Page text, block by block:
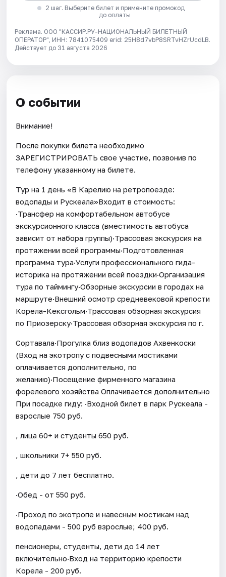
2 шаг. Выберите билет и примените промокод
до оплаты
Реклама. ООО "КАССИР.РУ-НАЦИОНАЛЬНЫЙ БИЛЕТНЫЙ
ОПЕРАТОР", ИНН: 7841075409 erid: 25H8d7vbP8SRTvHZrUcdLB.
Действует до 31 августа 2026
О событии
Внимание!
После покупки билета необходимо
ЗАРЕГИСТРИРОВАТЬ свое участие, позвонив по
телефону указанному на билете.
Тур на 1 день «В Карелию на ретропоезде:
водопады и Рускеала»Входит в стоимость:
·Трансфер на комфортабельном автобусе
экскурсионного класса (вместимость автобуса
зависит от набора группы)·Трассовая экскурсия на
протяжении всей программы·Подготовленная
программа тура·Услуги профессионального гида-
историка на протяжении всей поездки·Организация
тура по таймингу·Обзорные экскурсии в городах на
маршруте·Внешний осмотр средневековой крепости
Корела-Кексгольм·Трассовая обзорная экскурсия
по Приозерску·Трассовая обзорная экскурсия по г.
Сортавала·Прогулка близ водопадов Ахвенкоски
(Вход на экотропу с подвесными мостиками
оплачивается дополнительно, по
желанию)·Посещение фирменного магазина
форелевого хозяйства Оплачивается дополнительно
При посадке гиду: ·Входной билет в парк Рускеала -
взрослые 750 руб.
, лица 60+ и студенты 650 руб.
, школьники 7+ 550 руб.
, дети до 7 лет бесплатно.
·Обед - от 550 руб.
·Проход по экотропе и навесным мостикам над
водопадами - 500 руб взрослые; 400 руб.
пенсионеры, студенты, дети до 14 лет
включительно·Вход на территорию крепости
Корела - 200 руб.